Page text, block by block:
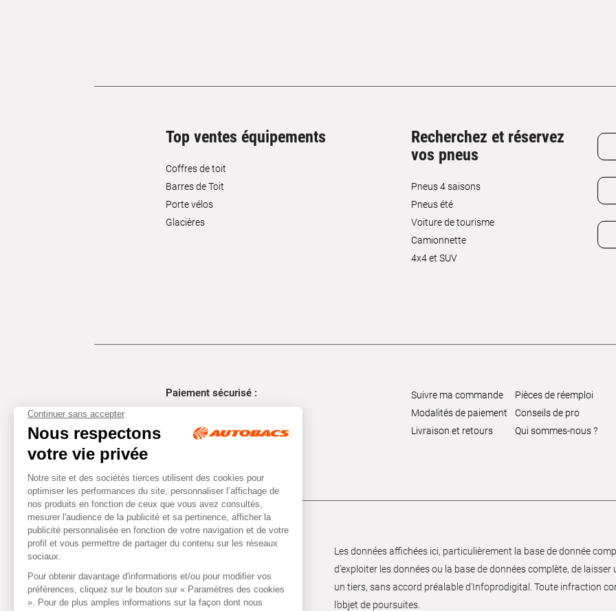
Top ventes équipements
Coffres de toit
Barres de Toit
Porte vélos
Glacières
Recherchez et réservez
vos pneus
Pneus 4 saisons
Pneus été
Voiture de tourisme
Camionnette
4x4 et SUV
Paiement sécurisé :
Suivre ma commande
Modalités de paiement
Livraison et retours
Pièces de réemploi
Conseils de pro
Qui sommes-nous ?
Les données affichées ici, particulièrement la base de donnée
d’exploiter les données ou la base de données complète, de
un tiers, sans accord préalable d'Infoprodigital. Toute infraction
l’objet de poursuites.